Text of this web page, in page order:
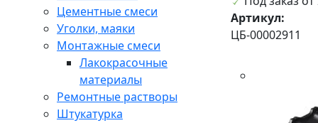
Цементные смеси
Уголки, маяки
Монтажные смеси
Лакокрасочные
материалы
Ремонтные растворы
Штукатурка
Артикул:
ЦБ-00002911